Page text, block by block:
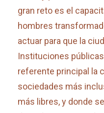
gran reto es el
hombres
actuar para que la
Instituciones
referente principal la
sociedades más
más libres, y donde